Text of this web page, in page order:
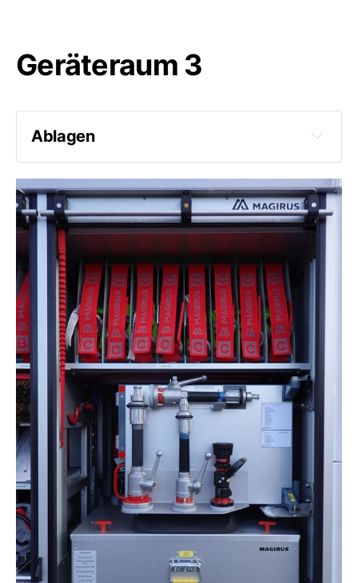
Geräteraum 3
Ablagen
8 C-Schläuche
3 C-Mehrzweckstrahlrohre
Hohlstrahlrohr
B-Mehrzweckstrahlrohr
Überflurhydrantenschlüssel
Übergangsstück A-B
Verteiler
Absperr B
Sammelstück A-B
Stützkrümmer B
Bogensäge